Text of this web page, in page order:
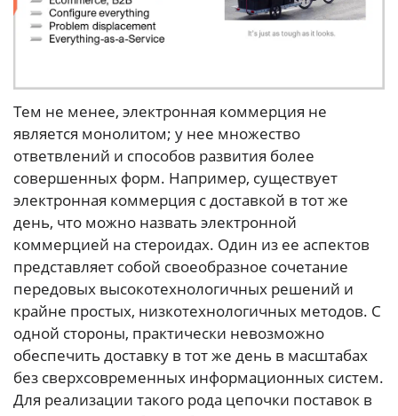
Тем не менее, электронная коммерция не
является монолитом; у нее множество
ответвлений и способов развития более
совершенных форм. Например, существует
электронная коммерция с доставкой в тот же
день, что можно назвать электронной
коммерцией на стероидах. Один из ее аспектов
представляет собой своеобразное сочетание
передовых высокотехнологичных решений и
крайне простых, низкотехнологичных методов. С
одной стороны, практически невозможно
обеспечить доставку в тот же день в масштабах
без сверхсовременных информационных систем.
Для реализации такого рода цепочки поставок в